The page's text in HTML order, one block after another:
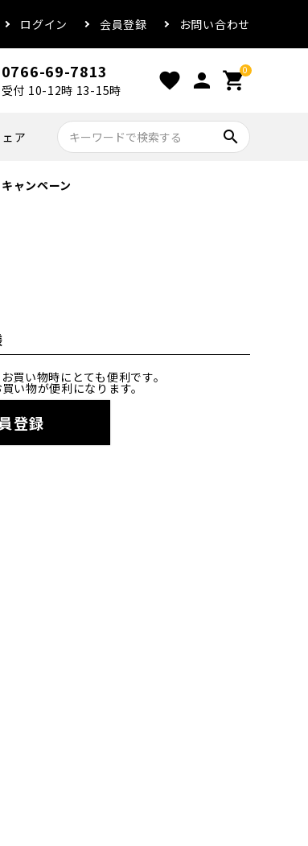
ログイン 会員登録 お問い合わせ
0766-69-7813
受付 10-12時 13-15時 favorite person 0
shopping_cart
ア search
キャンペーン
買い物時にとても便利です。
い物が便利になります。
登録